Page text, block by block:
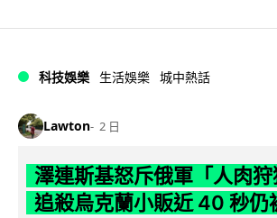
科技娛樂 生活娛樂 城中熱話
Lawton 2 日
澤連斯基怒斥俄軍「人肉
追殺烏克蘭小販近 40 秒仍